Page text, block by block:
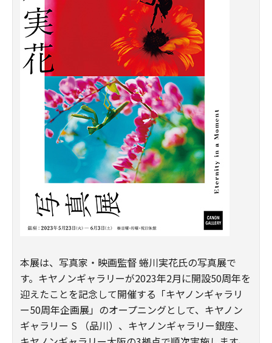
本展は、写真家・映画監督 蜷川実花氏の写真展で
す。キヤノンギャラリーが2023年2月に開設50周年を
迎えたことを記念して開催する「キヤノンギャラリ
ー50周年企画展」のオープニングとして、キヤノン
ギャラリー S （品川）、キヤノンギャラリー銀座、